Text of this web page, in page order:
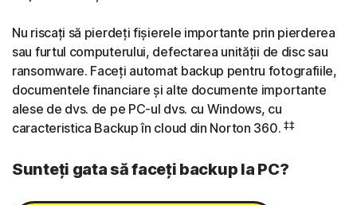
Nu riscați să pierdeți fișierele importante prin pierderea
sau furtul computerului, defectarea unității de disc sau
ransomware. Faceți automat backup pentru fotografiile,
documentele financiare și alte documente importante
alese de dvs. de pe PC-ul dvs. cu Windows, cu
caracteristica Backup în cloud din Norton 360. ‡‡
Sunteți gata să faceți backup la PC?